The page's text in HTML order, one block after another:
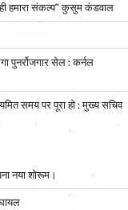
हमारा संकल्प” कुसुम कंडवाल
पुनर्रोजगार सेल : कर्नल
समय पर पूरा हो : मुख्य सचिव
नया शोरूम।